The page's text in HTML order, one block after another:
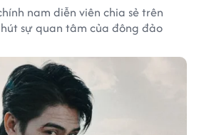
nam diễn viên chia sẻ trên
sự quan tâm của đông đảo